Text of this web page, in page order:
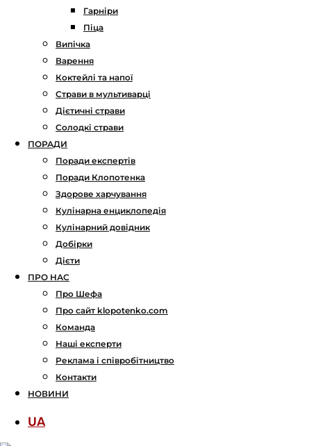
Гарніри
Піца
Випічка
Варення
Коктейлі та напої
Страви в мультиварці
Дієтичні страви
Солодкі страви
ПОРАДИ
Поради експертів
Поради Клопотенка
Здорове харчування
Кулінарна енциклопедія
Кулінарний довідник
Добірки
Дієти
ПРО НАС
Про Шефа
Про сайт klopotenko.com
Команда
Наші експерти
Реклама і співробітництво
Контакти
НОВИНИ
UA